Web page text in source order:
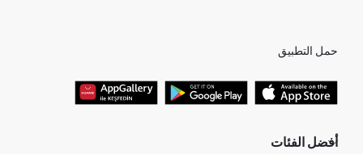
حمل التطبيق
أفضل الفئات